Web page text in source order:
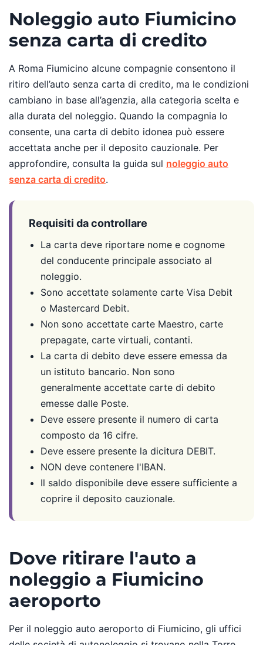
Noleggio auto Fiumicino
senza carta di credito
A Roma Fiumicino alcune compagnie consentono il
ritiro dell’auto senza carta di credito, ma le condizioni
cambiano in base all’agenzia, alla categoria scelta e
alla durata del noleggio. Quando la compagnia lo
consente, una carta di debito idonea può essere
accettata anche per il deposito cauzionale. Per
approfondire, consulta la guida sul noleggio auto
senza carta di credito.
Requisiti da controllare
La carta deve riportare nome e cognome
del conducente principale associato al
noleggio.
Sono accettate solamente carte Visa Debit
o Mastercard Debit.
Non sono accettate carte Maestro, carte
prepagate, carte virtuali, contanti.
La carta di debito deve essere emessa da
un istituto bancario. Non sono
generalmente accettate carte di debito
emesse dalle Poste.
Deve essere presente il numero di carta
composto da 16 cifre.
Deve essere presente la dicitura DEBIT.
NON deve contenere l'IBAN.
Il saldo disponibile deve essere sufficiente a
coprire il deposito cauzionale.
Dove ritirare l'auto a
noleggio a Fiumicino
aeroporto
Per il noleggio auto aeroporto di Fiumicino, gli uffici